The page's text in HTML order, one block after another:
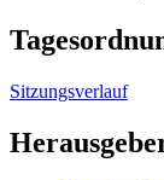
Sitzungsverlauf